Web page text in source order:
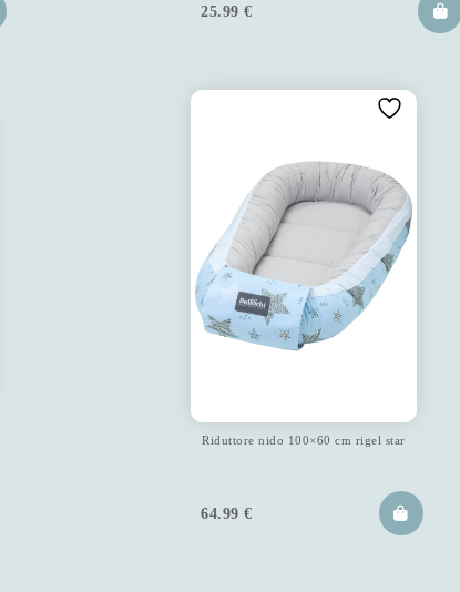
25.99 €
Riduttore nido 100×60 cm rigel star
64.99 €